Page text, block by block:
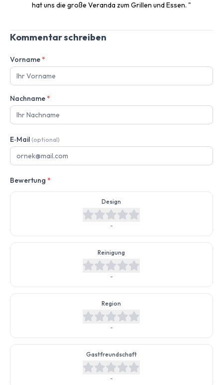
hat uns die große Veranda zum Grillen und Essen. "
Kommentar schreiben
Vorname*
Nachname*
E‑Mail (optional)
Bewertung *
Design
-
Reinigung
-
Region
-
Gastfreundschaft
-